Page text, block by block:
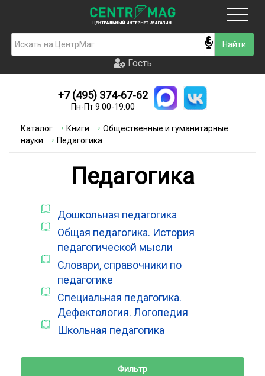
Гость
Новинки
Условия доставки
Контакты
Гость
+7 (495) 374-67-62
Пн-Пт 9:00-19:00
Каталог Книги
Общественные и гуманитарные
науки
Педагогика
Педагогика
Дошкольная педагогика
Общая педагогика. История
педагогической мысли
Словари, справочники по
педагогике
Специальная педагогика.
Дефектология. Логопедия
Школьная педагогика
Фильтр